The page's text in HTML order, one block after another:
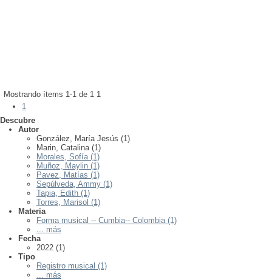
Mostrando ítems 1-1 de 1 1
1
Descubre
Autor
González, María Jesús (1)
Marin, Catalina (1)
Morales, Sofía (1)
Muñoz, Maylin (1)
Pavez, Matías (1)
Sepúlveda, Ammy (1)
Tapia, Edith (1)
Torres, Marisol (1)
Materia
Forma musical -- Cumbia-- Colombia (1)
... más
Fecha
2022 (1)
Tipo
Registro musical (1)
... más